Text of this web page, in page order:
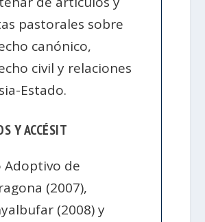
pastorales sobre
canónico,
civil y relaciones
Estado.
Y ACCÉSIT
Adoptivo de
(2007),
(2008) y